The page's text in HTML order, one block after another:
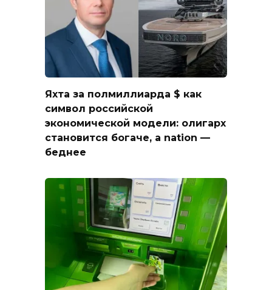
Яхта за полмиллиарда $ как
символ российской
экономической модели: олигарх
становится богаче, а nation —
беднее